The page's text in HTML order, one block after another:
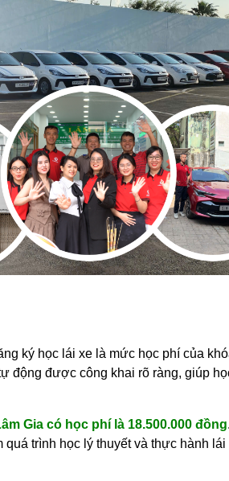
ký học lái xe là mức học phí của
động được công khai rõ ràng, giúp
Gia có học phí là 18.500.000 đồng
trình học lý thuyết và thực hành lái